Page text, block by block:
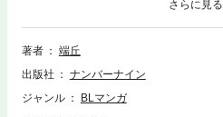
る作品です。 コミックスに収録されな
みいただけますので、ぜひコミックスと
す。 ※こちらは個人制作の都合上、価格
長が好き」本編は同人誌をお読みいただ
にお楽しみいただける構成となってお
著者
端丘
出版社
ナンバーナイン
ジャンル
BLマンガ